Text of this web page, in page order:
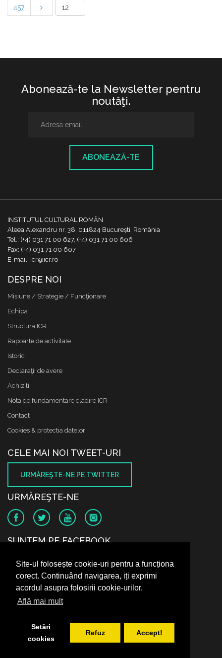
Site-ul folosește cookie-uri pentru a funcționa
corect. Continuând navigarea, iți exprimi
acordul asupra folosirii cookie-urilor.
Află mai mult
Setări
cookies
Refuz Accept!
457
Abonează-te la Newsletter pentru
noutăţi.
ABONEAZĂ-TE
INSTITUTUL CULTURAL ROMÂN
Aleea Alexandru nr. 38, 011824 București, România
Tel.: (+4) 031 71 00 627, (+4) 031 71 00 606
Fax: (+4) 031 71 00 607
E-mail: icr@icr.ro
DESPRE NOI
Misiune / Strategie / Funcţionare
Echipa
Structura ICR
Rapoarte de activitate
Istoric
Declaraţii de avere
Achizitii
Nota de fundamentare cladire ICR
Contact
Cookies & protectia datelor
CELE MAI NOI TWEET-URI
URMĂREŞTE-NE PE TWITTER
URMĂREŞTE-NE
SUNTEM PE FACEBOOK